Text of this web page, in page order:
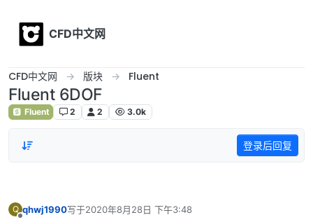
CFD中文网
CFD中文网 版块 Fluent
Fluent 6DOF
Fluent 2 2 3.0k
登录后回复
Q qhwj1990写于2020年8月28日 下午3:48
最后由 编辑